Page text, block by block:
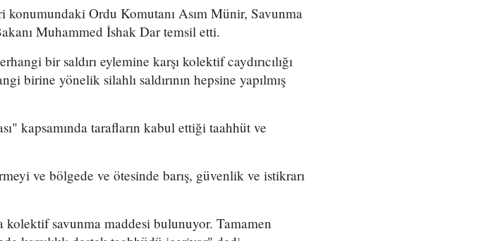
Ordu Komutanı Asım Münir, Savunma
Muhammed İshak Dar temsil etti.
bir saldırı eylemine karşı kolektif caydırıcılığı
birine yönelik silahlı saldırının hepsine yapılmış
kapsamında tarafların kabul ettiği taahhüt ve
ve bölgede ve ötesinde barış, güvenlik ve istikrarı
savunma maddesi bulunuyor. Tamamen